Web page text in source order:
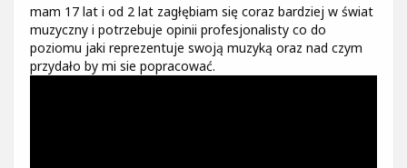
mam 17 lat i od 2 lat zagłębiam się coraz bardziej w świat
muzyczny i potrzebuje opinii profesjonalisty co do
poziomu jaki reprezentuje swoją muzyką oraz nad czym
przydało by mi sie popracować.